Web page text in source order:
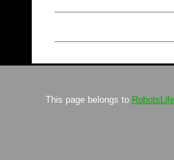
This page belongs to